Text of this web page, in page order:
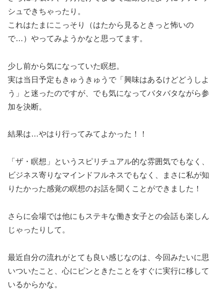
シュできちゃったり。
これはたまにこっそり（はたから見るときっと怖いの
で…）やってみようかなと思ってます。
少し前から気になっていた瞑想。
実は当日予定もきゅうきゅうで「興味はあるけどどうしよ
う」と迷ったのですが、でも気になってバタバタながら参
加を決断。
結果は…やはり行ってみてよかった！！
「ザ・瞑想」というスピリチュアル的な雰囲気でもなく、
ビジネス寄りなマインドフルネスでもなく、まさに私が知
りたかった感覚の瞑想のお話を聞くことができました！
さらに会場では他にもステキな働き女子との会話も楽しん
じゃったりして。
最近自分の流れがとても良い感じなのは、今回みたいに思
いついたこと、心にピンときたことをすぐに実行に移して
いるからかな。